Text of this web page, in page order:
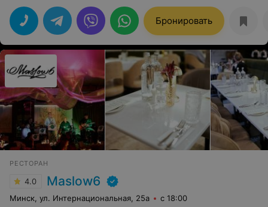
бла бар качает ) атмосфера та самая для того чтобы
расслабиться выпить покурить кальян за баром или на
террасе )
Бронировать
РЕСТОРАН
4.0 Maslow6
Минск, ул. Интернациональная, 25а с 18:00